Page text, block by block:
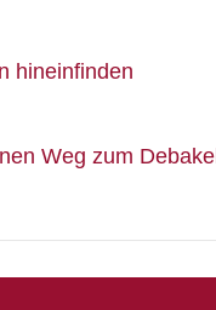
hineinfinden
Weg zum Debakel